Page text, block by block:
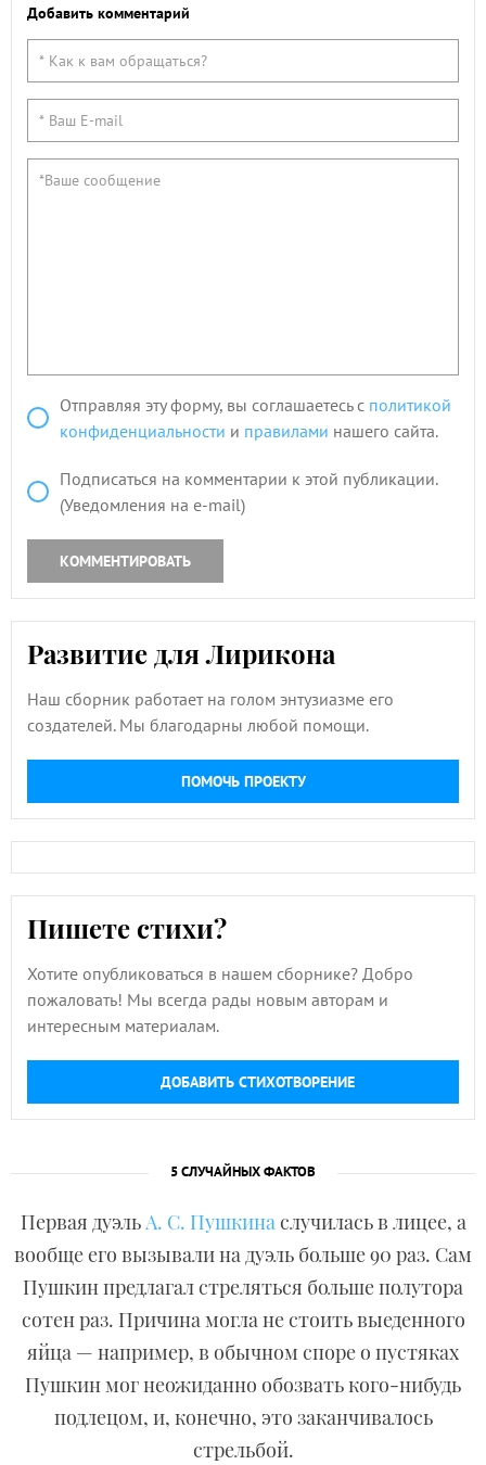
Добавить комментарий
Отправляя эту форму, вы соглашаетесь с политикой
конфиденциальности и правилами нашего сайта.
Подписаться на комментарии к этой публикации.
(Уведомления на e-mail)
КОММЕНТИРОВАТЬ
Развитие для Лирикона
Наш сборник работает на голом энтузиазме его
создателей. Мы благодарны любой помощи.
ПОМОЧЬ ПРОЕКТУ
Пишете стихи?
Хотите опубликоваться в нашем сборнике? Добро
пожаловать! Мы всегда рады новым авторам и
интересным материалам.
ДОБАВИТЬ СТИХОТВОРЕНИЕ
5 СЛУЧАЙНЫХ ФАКТОВ
Первая дуэльА. С. Пушкинаслучилась в лицее, а
вообще его вызывали на дуэль больше 90 раз. Сам
Пушкин предлагал стреляться больше полутора
сотен раз. Причина могла не стоить выеденного
яйца — например, в обычном споре о пустяках
Пушкин мог неожиданно обозвать кого-нибудь
подлецом, и, конечно, это заканчивалось
стрельбой.